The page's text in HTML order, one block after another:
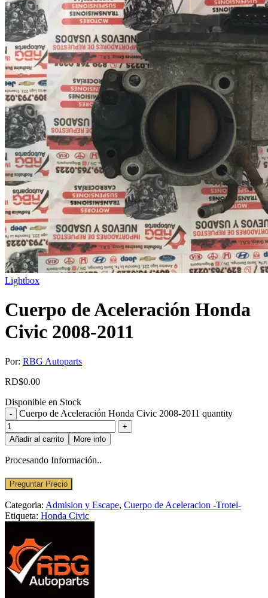
Lightbox
Cuerpo de Aceleración Honda
Civic 2008-2011
Por: RBG Autoparts
RD$0.00
Disponible en Stock
Cuerpo de Aceleración Honda Civic 2008-2011 quantity
Añadir al carrito More info
Procesando Información..
Preguntar Precio
Categoria: Admision y Escape, Cuerpo de Aceleracion -Trotel-
Etiqueta: Honda Civic